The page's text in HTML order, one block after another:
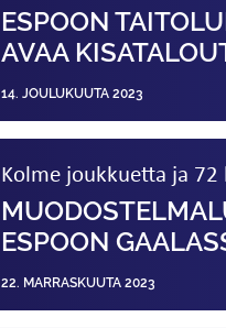
ESPOON
AVAA
14. JOULUKUUTA 2023
Kolme joukkuetta ja
ESPOON
22. MARRASKUUTA 2023